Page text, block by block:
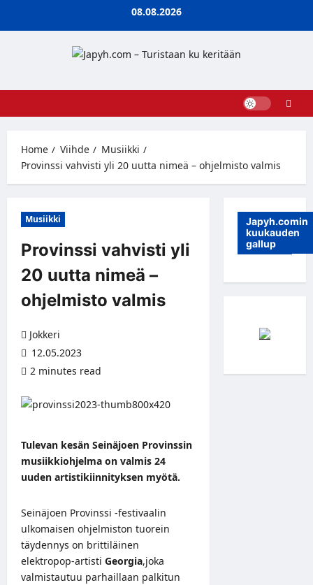
08.08.2026
Home Viihde
Musiikki
Provinssi vahvisti yli 20 uutta nimeä – ohjelmisto valmis
Musiikki
Provinssi vahvisti yli
20 uutta nimeä –
ohjelmisto valmis
Jokkeri
12.05.2023
2 minutes read
Tulevan kesän Seinäjoen Provinssin
musiikkiohjelma on valmis 24
uuden artistikiinnityksen myötä.
Seinäjoen Provinssi -festivaalin
ulkomaisen ohjelmiston tuorein
täydennys on brittiläinen
elektropop-artisti Georgia,joka
valmistautuu parhaillaan palkitun
Japyh.comin
kuukauden
gallup